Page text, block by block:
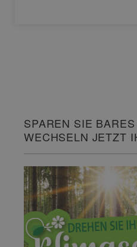
SPAREN SIE
WECHSELN JETZT